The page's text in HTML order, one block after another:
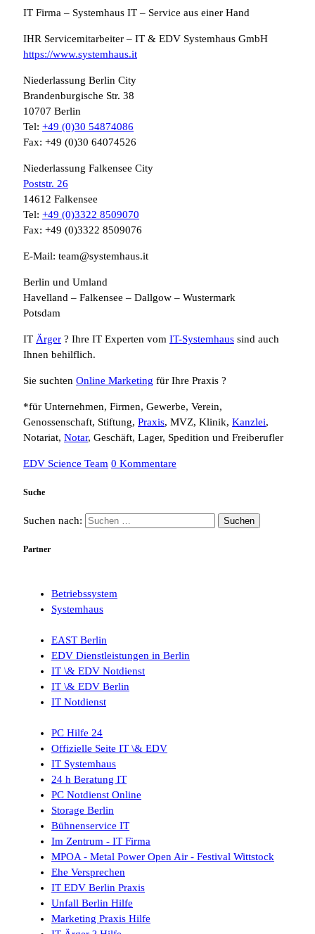
IT Firma – Systemhaus IT – Service aus einer Hand
IHR Servicemitarbeiter – IT & EDV Systemhaus GmbH
https://www.systemhaus.it
Niederlassung Berlin City
Brandenburgische Str. 38
10707 Berlin
Tel: +49 (0)30 54874086
Fax: +49 (0)30 64074526
Niederlassung Falkensee City
Poststr. 26
14612 Falkensee
Tel: +49 (0)3322 8509070
Fax: +49 (0)3322 8509076
E-Mail: team@systemhaus.it
Berlin und Umland
Havelland – Falkensee – Dallgow – Wustermark
Potsdam
IT Ärger ? Ihre IT Experten vom IT-Systemhaus sind auch
Ihnen behilflich.
Sie suchten Online Marketing für Ihre Praxis ?
*für Unternehmen, Firmen, Gewerbe, Verein,
Genossenschaft, Stiftung, Praxis, MVZ, Klinik, Kanzlei,
Notariat, Notar, Geschäft, Lager, Spedition und Freiberufler
EDV Science Team 0 Kommentare
Suche
Suchen nach:
Partner
Betriebssystem
Systemhaus
EAST Berlin
EDV Dienstleistungen in Berlin
IT \& EDV Notdienst
IT \& EDV Berlin
IT Notdienst
PC Hilfe 24
Offizielle Seite IT \& EDV
IT Systemhaus
24 h Beratung IT
PC Notdienst Online
Storage Berlin
Bühnenservice IT
Im Zentrum - IT Firma
MPOA - Metal Power Open Air - Festival Wittstock
Ehe Versprechen
IT EDV Berlin Praxis
Unfall Berlin Hilfe
Marketing Praxis Hilfe